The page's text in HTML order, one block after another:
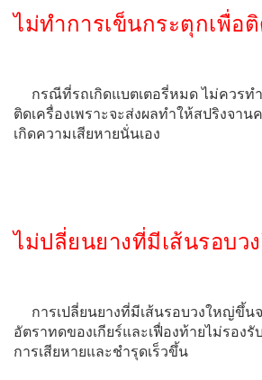
ไม่ทำการเข็นกระตุกเพื่อติ
กรณีที่รถเกิดแบตเตอรี่หมด ไม่ควรท
ติดเครื่องเพราะจะส่งผลทำให้สปริงจา
เกิดความเสียหายนั่นเอง
ไม่ปลี่ยนยางที่มีเส้นรอบว
การเปลี่ยนยางที่มีเส้นรอบวงใหญ่ขึ้น
อัตราทดของเกียร์และเฟื่องท้ายไม่รอง
การเสียหายและชำรุดเร็วขึ้น